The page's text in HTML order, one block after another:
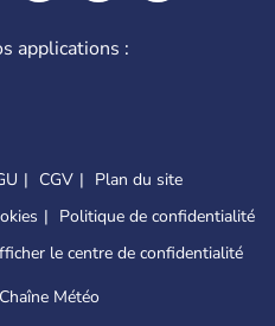
applications :
CGV
Plan du site
Politique de confidentialité
le centre de confidentialité
Météo